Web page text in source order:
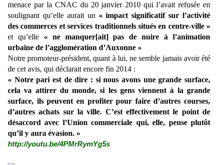
menace par la CNAC du 20 janvier 2010 qui l’avait refusée en
soulignant qu’elle aurait un « impact significatif sur l’activité
des commerces et services traditionnels situés en centre-ville »
et qu’elle « ne manquer[ait] pas de nuire à l’animation
urbaine de l’agglomération d’Auxonne »
Notre promoteur-président, quant à lui, ne semble jamais avoir été
de cet avis, qui déclarait encore fin 2014 :
« Notre pari est de dire : si nous avons une grande surface,
cela va attirer du monde, si les gens viennent à la grande
surface, ils peuvent en profiter pour faire d’autres courses,
d’autres achats sur la ville. C’est effectivement le point de
désaccord avec l’Union commerciale qui, elle, pense plutôt
qu’il y aura évasion. »
http://youtu.be/4PMrRymYg5s